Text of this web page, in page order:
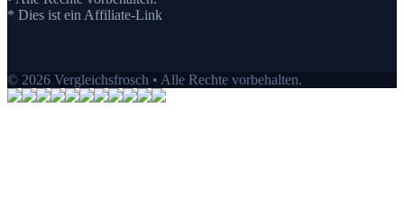
* Dies ist ein Affiliate-Link
© 2026 Vergleichsfrosch • Alle Rechte vorbehalten.